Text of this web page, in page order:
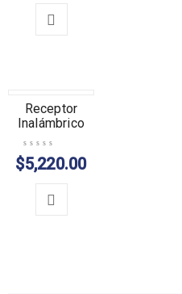
Receptor
Inalámbrico
$5,220.00